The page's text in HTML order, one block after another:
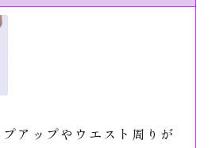
アップやウエスト周りが